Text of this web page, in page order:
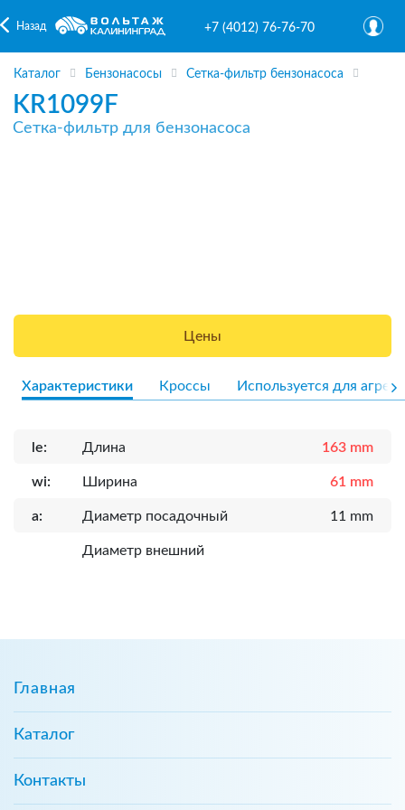
Назад +7 (4012) 76-76-70
Каталог Бензонасосы Сетка-фильтр бензонасоса
KR1099F
Сетка-фильтр для бензонасоса
Цены
Характеристики Кроссы Используется для
le: Длина 163 mm
wi: Ширина 61 mm
a: Диаметр посадочный 11 mm
Диаметр внешний
Главная
Каталог
Контакты